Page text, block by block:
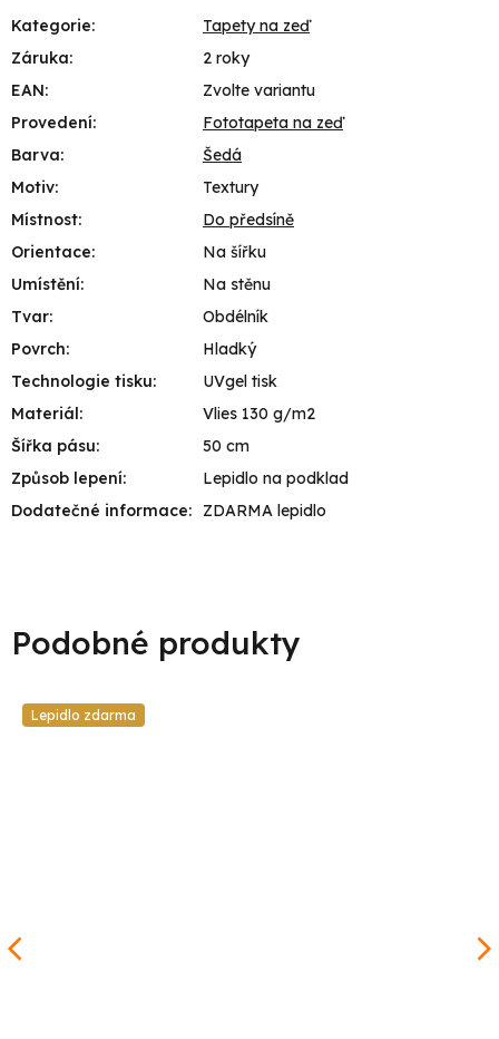
Kategorie:
Tapety na zeď
Záruka:
2 roky
EAN:
Zvolte variantu
Provedení:
Fototapeta na zeď
Barva:
Šedá
Motiv:
Textury
Místnost:
Do předsíně
Orientace:
Na šířku
Umístění:
Na stěnu
Tvar:
Obdélník
Povrch:
Hladký
Technologie tisku:
UVgel tisk
Materiál:
Vlies 130 g/m2
Šířka pásu:
50 cm
Způsob lepení:
Lepidlo na podklad
Dodatečné informace: ZDARMA lepidlo
Lepidlo zdarma